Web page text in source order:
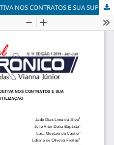
O PRINCÍPIO DA BOA-FÉ OBJETIVA NOS CONTRATOS E SUA SUPERUTILIZAÇÃO